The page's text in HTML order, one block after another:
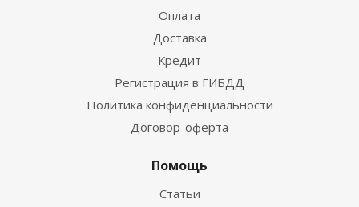
Оплата
Доставка
Кредит
Регистрация в ГИБДД
Политика конфиденциальности
Договор-оферта
Помощь
Статьи